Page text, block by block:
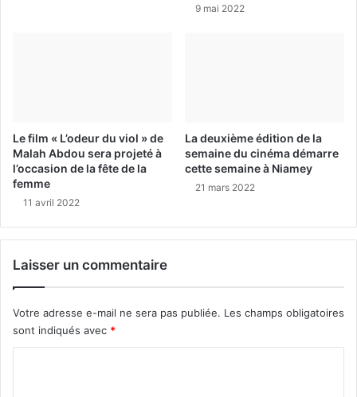
9 mai 2022
Le film « L’odeur du viol » de
Malah Abdou sera projeté à
l’occasion de la fête de la
femme
11 avril 2022
La deuxième édition de la
semaine du cinéma démarre
cette semaine à Niamey
21 mars 2022
Laisser un commentaire
Votre adresse e-mail ne sera pas publiée. Les champs obligatoires
sont indiqués avec *